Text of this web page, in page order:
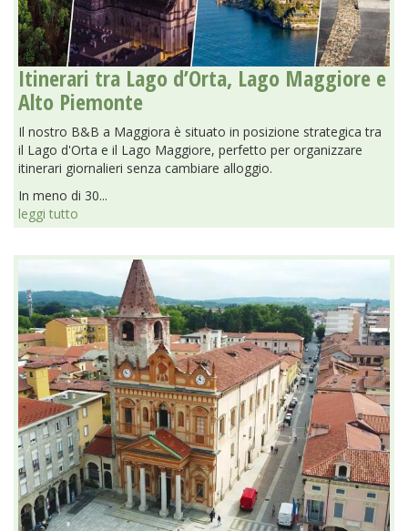
Itinerari tra Lago d’Orta, Lago Maggiore e
Alto Piemonte
Il nostro B&B a Maggiora è situato in posizione strategica tra
il Lago d'Orta e il Lago Maggiore, perfetto per organizzare
itinerari giornalieri senza cambiare alloggio.
In meno di 30...
leggi tutto